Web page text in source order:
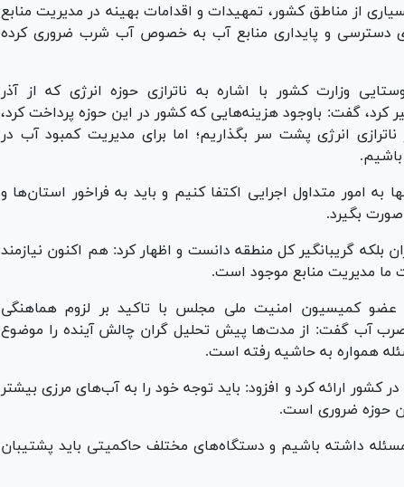
از مناطق کشور، تمهیدات و اقدامات بهینه در مدیریت منابع
دسترسی و پایداری منابع آب به خصوص آب شرب ضروری کرده
وزارت کشور با اشاره به ناترازی حوزه انرژی که از آذر
کرد، گفت: باوجود هزینه‌هایی که کشور در این حوزه پرداخت کرد،
انرژی پشت سر بگذاریم؛ اما برای مدیریت کمبود آب در
امور متداول اجرایی اکتفا کنیم و باید به فراخور استان‌ها و
بگیرد.
بلکه گریبانگیر کل منطقه دانست و اظهار کرد: هم اکنون نیازمند
ما مدیریت منابع موجود است.
کمیسیون امنیت ملی مجلس با تاکید بر لزوم هماهنگی
آب گفت: از مدت‌ها پیش تحلیل گران چالش آینده را موضوع
همواره به حاشیه رفته است.
کشور ارائه کرد و افزود: باید توجه خود را به آب‌های مرزی بیشتر
حوزه ضروری است.
مسئله داشته باشیم و دستگاه‌های مختلف حاکمیتی باید پشتیبان